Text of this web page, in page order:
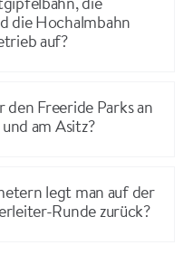
die
die Hochalmbahn
auf?
Freeride Parks an
am Asitz?
legt man auf der
Runde zurück?